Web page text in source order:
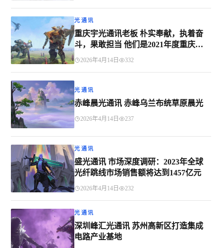
光通讯
重庆宇光通讯老板 朴实奉献，执着奋
斗，果敢担当 他们是2021年度重庆市
“最美退役军人”
2026年4月14日 332
光通讯
赤峰晨光通讯 赤峰乌兰布统草原晨光
2026年4月14日 237
光通讯
盛光通讯 市场深度调研：2023年全球
光纤跳线市场销售额将达到1457亿元
2026年4月14日 232
光通讯
深圳峰汇光通讯 苏州高新区打造集成
电路产业基地